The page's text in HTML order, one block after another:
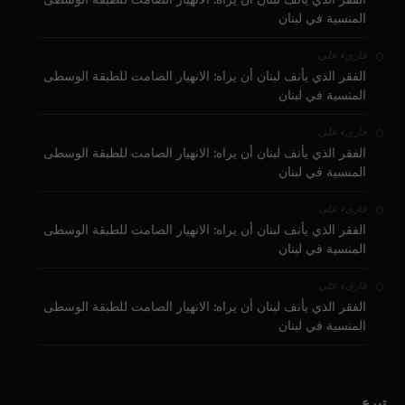
المنسية في لبنان
قارىء على
الفقر الذي يأنف لبنان أن يراه: الانهيار الصامت للطبقة الوسطى
المنسية في لبنان
قارىء على
الفقر الذي يأنف لبنان أن يراه: الانهيار الصامت للطبقة الوسطى
المنسية في لبنان
قارىء على
الفقر الذي يأنف لبنان أن يراه: الانهيار الصامت للطبقة الوسطى
المنسية في لبنان
قارىء على
الفقر الذي يأنف لبنان أن يراه: الانهيار الصامت للطبقة الوسطى
المنسية في لبنان